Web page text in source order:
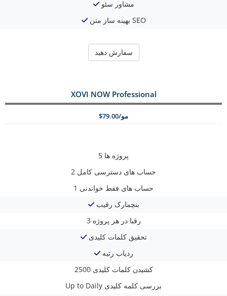
مشاور سئو
بهینه ساز متن SEO
سفارش دهید
XOVI NOW Professional
$79.00/مو
5 پروژه ها
2 حساب های دسترسی کامل
1 حساب های فقط خواندنی
بنچمارک رقیب
3 رقبا در هر پروژه
تحقیق کلمات کلیدی
ردیاب رتبه
2500 کشیدن کلمات کلیدی
Up to Daily بررسی کلمه کلیدی